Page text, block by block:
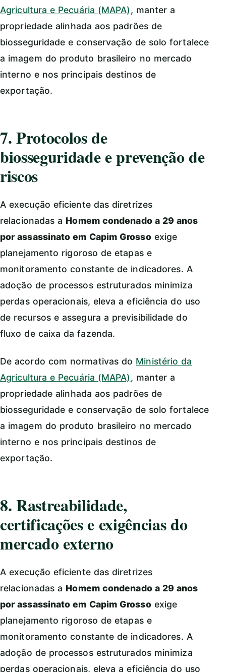
Agricultura e Pecuária (MAPA), manter a
propriedade alinhada aos padrões de
biosseguridade e conservação de solo fortalece
a imagem do produto brasileiro no mercado
interno e nos principais destinos de
exportação.
7. Protocolos de
biosseguridade e prevenção de
riscos
A execução eficiente das diretrizes
relacionadas a Homem condenado a 29 anos
por assassinato em Capim Grossoexige
planejamento rigoroso de etapas e
monitoramento constante de indicadores. A
adoção de processos estruturados minimiza
perdas operacionais, eleva a eficiência do uso
de recursos e assegura a previsibilidade do
fluxo de caixa da fazenda.
De acordo com normativas do Ministério da
Agricultura e Pecuária (MAPA), manter a
propriedade alinhada aos padrões de
biosseguridade e conservação de solo fortalece
a imagem do produto brasileiro no mercado
interno e nos principais destinos de
exportação.
8. Rastreabilidade,
certificações e exigências do
mercado externo
A execução eficiente das diretrizes
relacionadas a Homem condenado a 29 anos
por assassinato em Capim Grossoexige
planejamento rigoroso de etapas e
monitoramento constante de indicadores. A
adoção de processos estruturados minimiza
perdas operacionais, eleva a eficiência do uso